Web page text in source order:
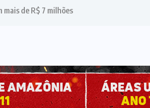
de R$ 7 milhões